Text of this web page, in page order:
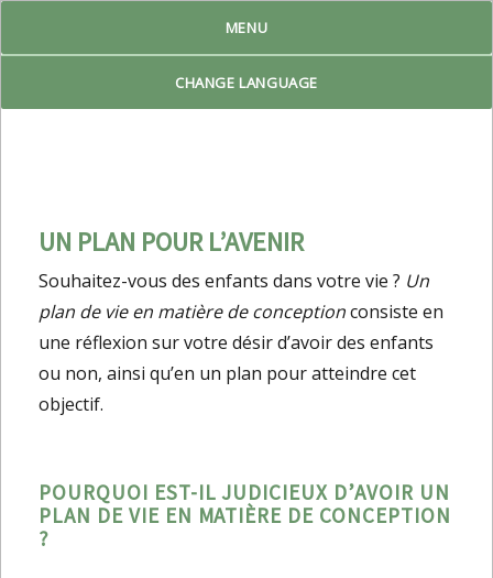
Reproduktiv LivsplanMENU
CHANGE LANGUAGE
UN PLAN POUR L’AVENIR
Souhaitez-vous des enfants dans votre vie ? Un
plan de vie en matière de conceptionconsiste en
une réflexion sur votre désir d’avoir des enfants
ou non, ainsi qu’en un plan pour atteindre cet
objectif.
POURQUOI EST-IL JUDICIEUX D’AVOIR UN
PLAN DE VIE EN MATIÈRE DE CONCEPTION
?